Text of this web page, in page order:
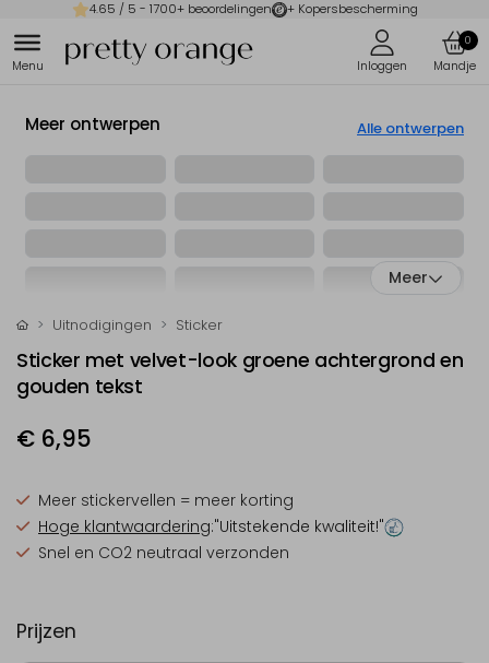
4.65 / 5 - 1700+ beoordelingen + Kopersbescherming
0
Meer ontwerpen Alle ontwerpen
Meer
Uitnodigingen Sticker
Sticker met velvet-look groene achtergrond en
gouden tekst
€ 6,95
Meer stickervellen = meer korting
Hoge klantwaardering:"Uitstekende kwaliteit!"
Snel en CO2 neutraal verzonden
Prijzen